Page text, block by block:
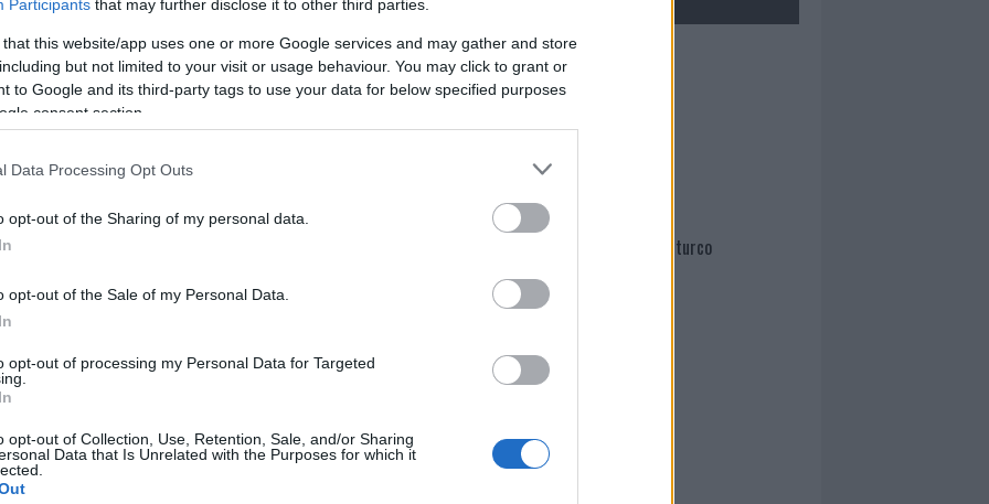
Participants that may further disclose it to other third parties.
that this website/app uses one or more Google services and may gather and store
but not limited to your visit or usage behaviour. You may click to grant or
to Google and its third-party tags to use your data for below specified purposes
consent section.
Data Processing Opt Outs
opt-out of the Sharing of my personal data.
opt-out of the Sale of my Personal Data.
opt-out of processing my Personal Data for Targeted
opt-out of Collection, Use, Retention, Sale, and/or Sharing
Data that Is Unrelated with the Purposes for which it
in contatto con Sinner, definendolo una
della loro amicizia.
qui
nella sezione Login
dal menù del sito o
Melissa Satta
Melissa Satta Berrettini
Mario Malu
Martina Agostina Diturco
I nostri cari